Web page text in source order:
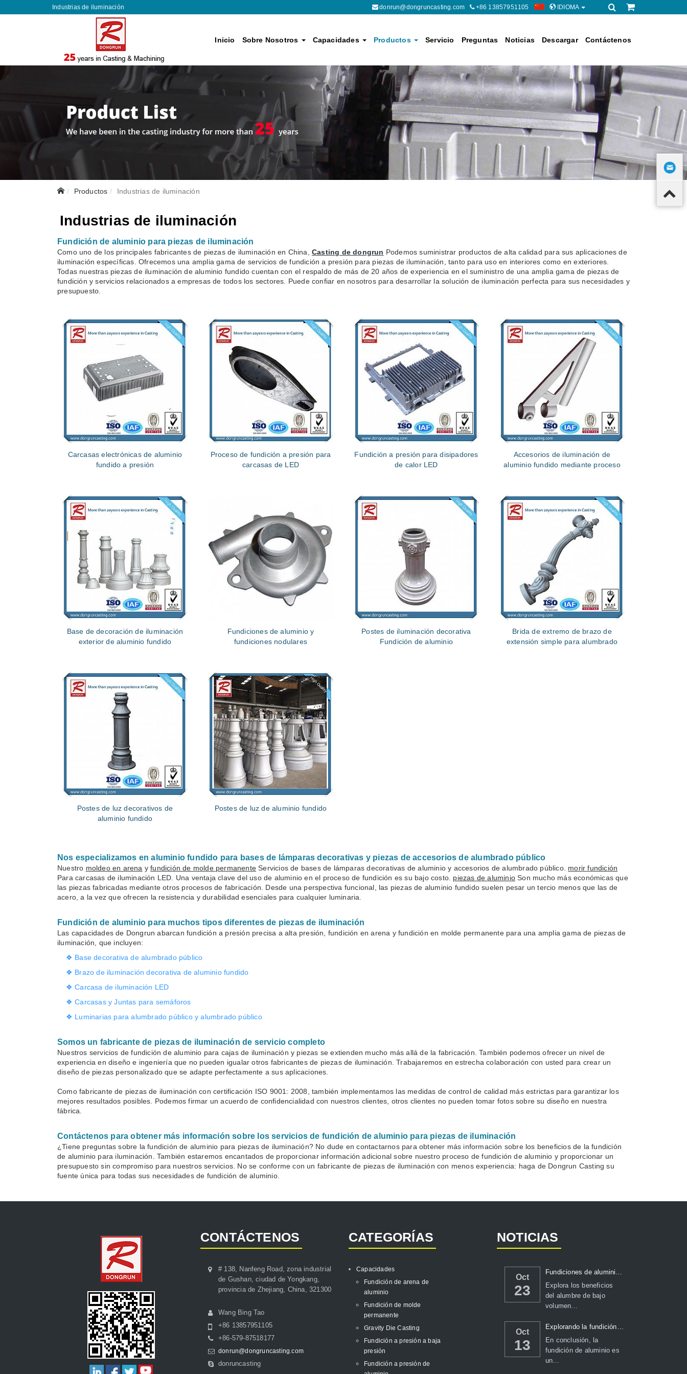
Industrias de iluminación donrun@dongruncasting.com +86 13857951105 IDIOMA
Inicio Sobre Nosotros Capacidades Productos Servicio Preguntas Noticias Descargar Contáctenos
Productos Industrias de iluminación
Industrias de iluminación
Fundición de aluminio para piezas de iluminación
Como uno de los principales fabricantes de piezas de iluminación en China, Casting de dongrun Podemos suministrar productos de alta calidad para sus aplicaciones de
iluminación específicas. Ofrecemos una amplia gama de servicios de fundición a presión para piezas de iluminación, tanto para uso en interiores como en exteriores.
Todas nuestras piezas de iluminación de aluminio fundido cuentan con el respaldo de más de 20 años de experiencia en el suministro de una amplia gama de piezas de
fundición y servicios relacionados a empresas de todos los sectores. Puede confiar en nosotros para desarrollar la solución de iluminación perfecta para sus necesidades y
presupuesto.
Carcasas electrónicas de aluminio
fundido a presión
Proceso de fundición a presión para
carcasas de LED
Fundición a presión para disipadores
de calor LED
Accesorios de iluminación de
aluminio fundido mediante proceso
Base de decoración de iluminación
exterior de aluminio fundido
Fundiciones de aluminio y
fundiciones nodulares
Postes de iluminación decorativa
Fundición de aluminio
Brida de extremo de brazo de
extensión simple para alumbrado
Postes de luz decorativos de
aluminio fundido
Postes de luz de aluminio fundido
Nos especializamos en aluminio fundido para bases de lámparas decorativas y piezas de accesorios de alumbrado público
Nuestro moldeo en arena yfundición de molde permanente Servicios de bases de lámparas decorativas de aluminio y accesorios de alumbrado público. morir fundición
Para carcasas de iluminación LED. Una ventaja clave del uso de aluminio en el proceso de fundición es su bajo costo. piezas de aluminio Son mucho más económicas que
las piezas fabricadas mediante otros procesos de fabricación. Desde una perspectiva funcional, las piezas de aluminio fundido suelen pesar un tercio menos que las de
acero, a la vez que ofrecen la resistencia y durabilidad esenciales para cualquier luminaria.
Fundición de aluminio para muchos tipos diferentes de piezas de iluminación
Las capacidades de Dongrun abarcan fundición a presión precisa a alta presión, fundición en arena y fundición en molde permanente para una amplia gama de piezas de
iluminación, que incluyen:
❖ Base decorativa de alumbrado público
❖ Brazo de iluminación decorativa de aluminio fundido
❖ Carcasa de iluminación LED
❖ Carcasas y Juntas para semáforos
❖ Luminarias para alumbrado público y alumbrado público
Somos un fabricante de piezas de iluminación de servicio completo
Nuestros servicios de fundición de aluminio para cajas de iluminación y piezas se extienden mucho más allá de la fabricación. También podemos ofrecer un nivel de
experiencia en diseño e ingeniería que no pueden igualar otros fabricantes de piezas de iluminación. Trabajaremos en estrecha colaboración con usted para crear un
diseño de piezas personalizado que se adapte perfectamente a sus aplicaciones.
Como fabricante de piezas de iluminación con certificación ISO 9001: 2008, también implementamos las medidas de control de calidad más estrictas para garantizar los
mejores resultados posibles. Podemos firmar un acuerdo de confidencialidad con nuestros clientes, otros clientes no pueden tomar fotos sobre su diseño en nuestra
fábrica.
Contáctenos para obtener más información sobre los servicios de fundición de aluminio para piezas de iluminación
¿Tiene preguntas sobre la fundición de aluminio para piezas de iluminación? No dude en contactarnos para obtener más información sobre los beneficios de la fundición
de aluminio para iluminación. También estaremos encantados de proporcionar información adicional sobre nuestro proceso de fundición de aluminio y proporcionar un
presupuesto sin compromiso para nuestros servicios. No se conforme con un fabricante de piezas de iluminación con menos experiencia: haga de Dongrun Casting su
fuente única para todas sus necesidades de fundición de aluminio.
CONTÁCTENOS
# 138, Nanfeng Road, zona industrial
de Gushan, ciudad de Yongkang,
provincia de Zhejiang, China, 321300
Wang Bing Tao
+86 13857951105
+86-579-87518177
donrun@dongruncasting.com
donruncasting
CATEGORÍAS
Capacidades
Fundición de arena de
aluminio
Fundición de molde
permanente
Gravity Die Casting
Fundición a presión a baja
presión
Fundición a presión de
NOTICIAS
Oct
23
Fundiciones de aluminio en arena de bajo volumen: una comp...
Explora los beneficios
del alumbre de bajo
volumen…
Oct
13
Explorando la fundición de aluminio: técnicas, tr...
En conclusión, la
fundición de aluminio es
un…